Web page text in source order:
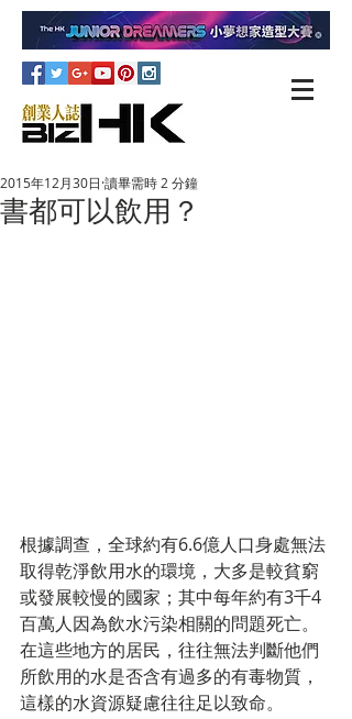
書都可以飲用？
2015年12月30日 讀畢需時 2 分鐘
根據調查，全球約有6.6億人口身處無法
取得乾淨飲用水的環境，大多是較貧窮
或發展較慢的國家；其中每年約有3千4
百萬人因為飲水污染相關的問題死亡。
在這些地方的居民，往往無法判斷他們
所飲用的水是否含有過多的有毒物質，
這樣的水資源疑慮往往足以致命。